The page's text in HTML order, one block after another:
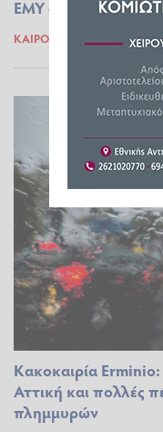
ΕΜΥ - Οι 7 περιοχές
ΚΑΙΡΌΣ 31.03.2026 12:26
Κακοκαιρία
Αττική και πολλές
πλημμυρών